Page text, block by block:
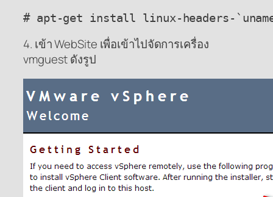
# apt-get install linux-headers-
4. เข้า WebSite เพื่อเข้าไปจัดการเครื่อง
vmguest ดังรูป